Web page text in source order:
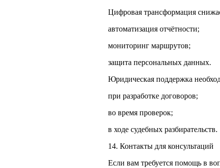
Цифровая трансформация
автоматизация отчётности;
мониторинг маршрутов;
защита персональных данных.
Юридическая поддержка
при разработке договоров;
во время проверок;
в ходе судебных разбирательств.
14. Контакты для консультаций
Если вам требуется помощь в